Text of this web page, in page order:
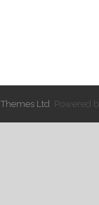
Ltd . Powered